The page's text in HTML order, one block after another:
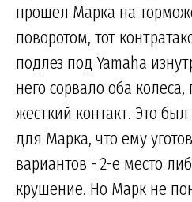
прошел Марка на
поворотом, тот
подлез под Yamaha
него сорвало оба
жесткий контакт. Это
для Марка, что ему
вариантов - 2-е место
крушение. Но Марк не